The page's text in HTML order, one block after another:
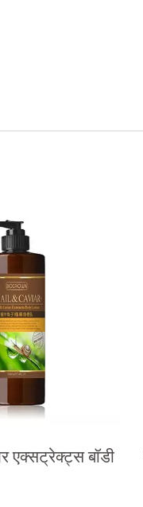
एक्सट्रेक्ट्स बॉडी
शीट मास्क